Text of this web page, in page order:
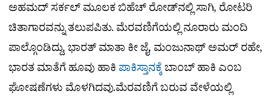
ಅಹಮದ್​ ಸರ್ಕಲ್​ ಮೂಲಕ ಬಿಹೆಚ್​ ರೋಡ್​ನಲ್ಲಿ ಸಾಗಿ, ರೋಟರಿ
ಚಿತಾಗಾರವನ್ನು ತಲುಪಪಿತು. ಮೆರವಣಿಗೆಯಲ್ಲಿ ನೂರಾರು ಮಂದಿ
ಪಾಲ್ಗೊಂಡಿದ್ದು, ಭಾರತ್​ ಮಾತಾ ಕೀ ಜೈ, ಮಂಜುನಾಥ್ ಅಮರ್​ ರಹೇ,
ಭಾರತ ಮಾತೆಗೆ ಹೂವು ಹಾಕಿಪಾಕಿಸ್ತಾನಕ್ಕೆಬಾಂಬ್​ ಹಾಕಿ ಎಂಬ
ಘೋಷಣೆಗಳು ಮೊಳಗಿದವು.ಮೆರವಣಿಗೆ ಬರುವ ವೇಳೆಯಲ್ಲಿ